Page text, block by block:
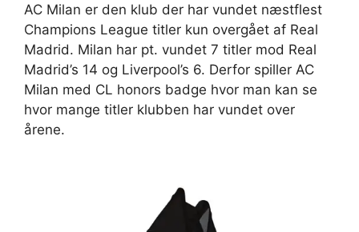
AC Milan er den klub der har vundet næstflest
Champions League titler kun overgået af Real
Madrid. Milan har pt. vundet 7 titler mod Real
Madrid’s 14 og Liverpool’s 6. Derfor spiller AC
Milan med CL honors badge hvor man kan se
hvor mange titler klubben har vundet over
årene.